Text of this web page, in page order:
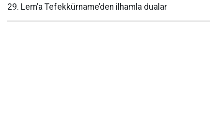
29. Lem’a Tefekkürname’den ilhamla dualar